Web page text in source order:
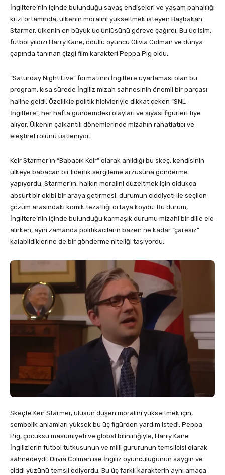
İngiltere’nin içinde bulunduğu savaş endişeleri ve yaşam pahalılığı
krizi ortamında, ülkenin moralini yükseltmek isteyen Başbakan
Starmer, ülkenin en büyük üç ünlüsünü göreve çağırdı. Bu üç isim,
futbol yıldızı Harry Kane, ödüllü oyuncu Olivia Colman ve dünya
çapında tanınan çizgi film karakteri Peppa Pig oldu.
“Saturday Night Live” formatının İngiltere uyarlaması olan bu
program, kısa sürede İngiliz mizah sahnesinin önemli bir parçası
haline geldi. Özellikle politik hicivleriyle dikkat çeken “SNL
İngiltere”, her hafta gündemdeki olayları ve siyasi figürleri tiye
alıyor. Ülkenin çalkantılı dönemlerinde mizahın rahatlatıcı ve
eleştirel rolünü üstleniyor.
Keir Starmer’ın “Babacık Keir” olarak anıldığı bu skeç, kendisinin
ülkeye babacan bir liderlik sergileme arzusuna gönderme
yapıyordu. Starmer’ın, halkın moralini düzeltmek için oldukça
absürt bir ekibi bir araya getirmesi, durumun ciddiyeti ile seçilen
çözüm arasındaki komik tezatlığı ortaya koydu. Bu durum,
İngiltere’nin içinde bulunduğu karmaşık durumu mizahi bir dille ele
alırken, aynı zamanda politikacıların bazen ne kadar “çaresiz”
kalabildiklerine de bir gönderme niteliği taşıyordu.
Skeçte Keir Starmer, ulusun düşen moralini yükseltmek için,
sembolik anlamları yüksek bu üç figürden yardım istedi. Peppa
Pig, çocuksu masumiyeti ve global bilinirliğiyle, Harry Kane
İngilizlerin futbol tutkusunun ve milli gururunun temsilcisi olarak
sahnedeydi. Olivia Colman ise İngiliz oyunculuğunun saygın ve
ciddi yüzünü temsil ediyordu. Bu üç farklı karakterin aynı amaca